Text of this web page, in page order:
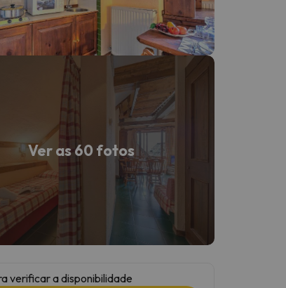
Ver as 60 fotos
verificar a disponibilidade